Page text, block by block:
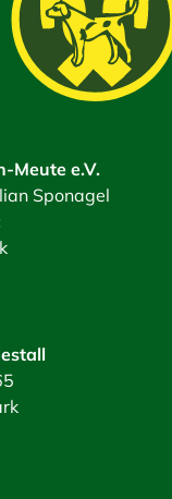
Meute e.V.
Sponagel